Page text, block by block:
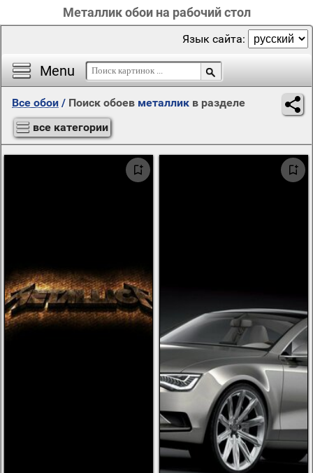
Металлик обои на рабочий стол
Menu
Язык сайта:
Все обои / Поиск обоев металлик в разделе
все категории